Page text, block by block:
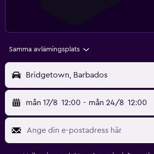
Samma avlämingsplats
Bridgetown, Barbados
mån 17/8 12:00 - mån 24/8 12:00